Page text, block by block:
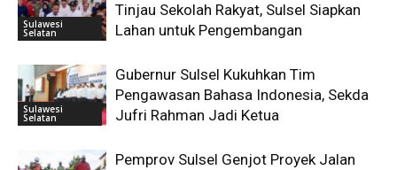
Sulawesi
Selatan
Tinjau Sekolah Rakyat, Sulsel Siapkan
Lahan untuk Pengembangan
Sulawesi
Selatan
Gubernur Sulsel Kukuhkan Tim
Pengawasan Bahasa Indonesia, Sekda
Jufri Rahman Jadi Ketua
Pemprov Sulsel Genjot Proyek Jalan